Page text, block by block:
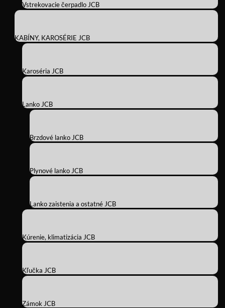
Vstrekovacie čerpadlo JCB
KABÍNY, KAROSÉRIE JCB
Karoséria JCB
Lanko JCB
Brzdové lanko JCB
Plynové lanko JCB
Lanko zaistenia a ostatné JCB
Kúrenie, klimatizácia JCB
Kľučka JCB
Zámok JCB